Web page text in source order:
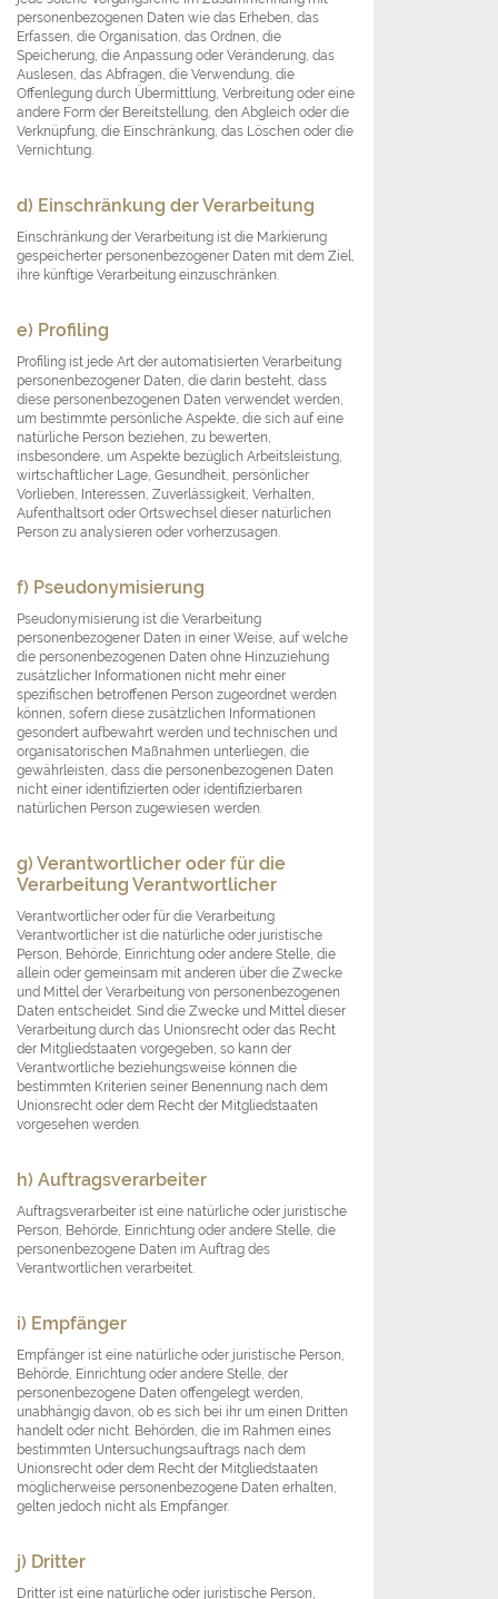
personenbezogenen Daten wie das Erheben, das
Erfassen, die Organisation, das Ordnen, die
Speicherung, die Anpassung oder Veränderung, das
Auslesen, das Abfragen, die Verwendung, die
Offenlegung durch Übermittlung, Verbreitung oder eine
andere Form der Bereitstellung, den Abgleich oder die
Verknüpfung, die Einschränkung, das Löschen oder die
Vernichtung.
d) Einschränkung der Verarbeitung
Einschränkung der Verarbeitung ist die Markierung
gespeicherter personenbezogener Daten mit dem Ziel,
ihre künftige Verarbeitung einzuschränken.
e) Profiling
Profiling ist jede Art der automatisierten Verarbeitung
personenbezogener Daten, die darin besteht, dass
diese personenbezogenen Daten verwendet werden,
um bestimmte persönliche Aspekte, die sich auf eine
natürliche Person beziehen, zu bewerten,
insbesondere, um Aspekte bezüglich Arbeitsleistung,
wirtschaftlicher Lage, Gesundheit, persönlicher
Vorlieben, Interessen, Zuverlässigkeit, Verhalten,
Aufenthaltsort oder Ortswechsel dieser natürlichen
Person zu analysieren oder vorherzusagen.
f) Pseudonymisierung
Pseudonymisierung ist die Verarbeitung
personenbezogener Daten in einer Weise, auf welche
die personenbezogenen Daten ohne Hinzuziehung
zusätzlicher Informationen nicht mehr einer
spezifischen betroffenen Person zugeordnet werden
können, sofern diese zusätzlichen Informationen
gesondert aufbewahrt werden und technischen und
organisatorischen Maßnahmen unterliegen, die
gewährleisten, dass die personenbezogenen Daten
nicht einer identifizierten oder identifizierbaren
natürlichen Person zugewiesen werden.
g) Verantwortlicher oder für die
Verarbeitung Verantwortlicher
Verantwortlicher oder für die Verarbeitung
Verantwortlicher ist die natürliche oder juristische
Person, Behörde, Einrichtung oder andere Stelle, die
allein oder gemeinsam mit anderen über die Zwecke
und Mittel der Verarbeitung von personenbezogenen
Daten entscheidet. Sind die Zwecke und Mittel dieser
Verarbeitung durch das Unionsrecht oder das Recht
der Mitgliedstaaten vorgegeben, so kann der
Verantwortliche beziehungsweise können die
bestimmten Kriterien seiner Benennung nach dem
Unionsrecht oder dem Recht der Mitgliedstaaten
vorgesehen werden.
h) Auftragsverarbeiter
Auftragsverarbeiter ist eine natürliche oder juristische
Person, Behörde, Einrichtung oder andere Stelle, die
personenbezogene Daten im Auftrag des
Verantwortlichen verarbeitet.
i) Empfänger
Empfänger ist eine natürliche oder juristische Person,
Behörde, Einrichtung oder andere Stelle, der
personenbezogene Daten offengelegt werden,
unabhängig davon, ob es sich bei ihr um einen Dritten
handelt oder nicht. Behörden, die im Rahmen eines
bestimmten Untersuchungsauftrags nach dem
Unionsrecht oder dem Recht der Mitgliedstaaten
möglicherweise personenbezogene Daten erhalten,
gelten jedoch nicht als Empfänger.
j) Dritter
Dritter ist eine natürliche oder juristische Person,